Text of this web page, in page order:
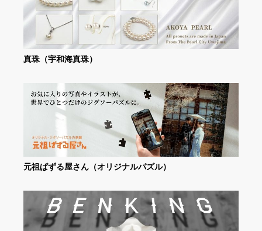
真珠（宇和海真珠）
元祖ぱずる屋さん（オリジナルパズル）